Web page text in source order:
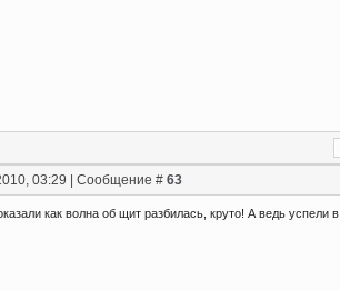
03:29 | Сообщение # 63
как волна об щит разбилась, круто! А ведь успели в